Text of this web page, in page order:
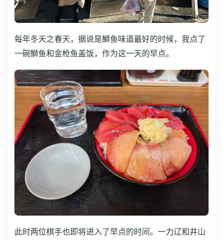
每年冬天之春天，据说是鰤鱼味道最好的时候，我点了
一碗鰤鱼和金枪鱼盖饭，作为这一天的早点。
此时两位棋手也即将进入了早点的时间。一力辽和井山